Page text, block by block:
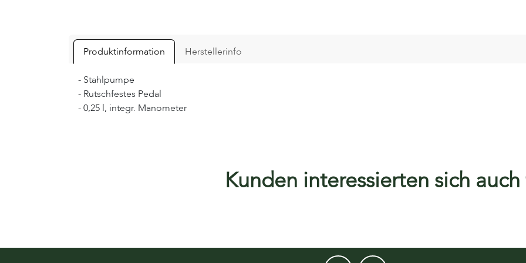
Produktinformation Herstellerinfo
- Stahlpumpe
- Rutschfestes Pedal
- 0,25 l, integr. Manometer
Kunden interessierten sich auch